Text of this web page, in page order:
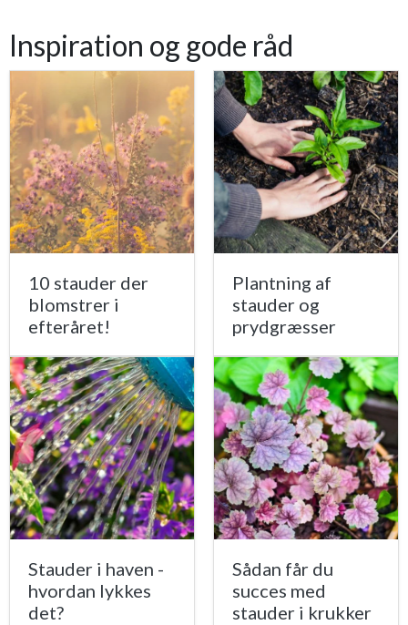
Inspiration og gode råd
10 stauder der
blomstrer i
efteråret!
Plantning af
stauder og
prydgræsser
Stauder i haven -
hvordan lykkes
det?
Sådan får du
succes med
stauder i krukker